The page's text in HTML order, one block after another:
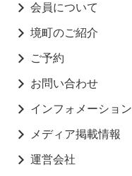
会員について
境町のご紹介
ご予約
お問い合わせ
インフォメーション
メディア掲載情報
運営会社